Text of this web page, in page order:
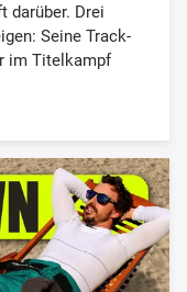
darüber. Drei
Seine Track-
im Titelkampf